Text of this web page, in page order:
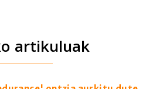
artikuluak